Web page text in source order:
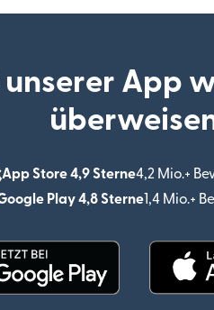
unserer App
App Store 4,9 Sterne4,2 Mio.+
Play 4,8 Sterne1,4 Mio.+